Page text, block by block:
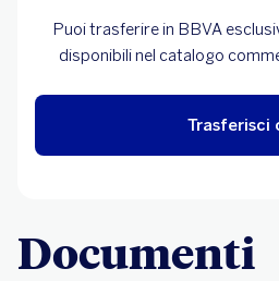
Puoi trasferire in BBVA
disponibili nel catalogo
Trasferisci
Documenti